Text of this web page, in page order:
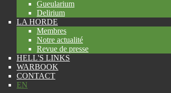
Gueularium
Delirium
LA HORDE
Membres
Notre actualité
Revue de presse
HELL'S LINKS
WARBOOK
CONTACT
EN